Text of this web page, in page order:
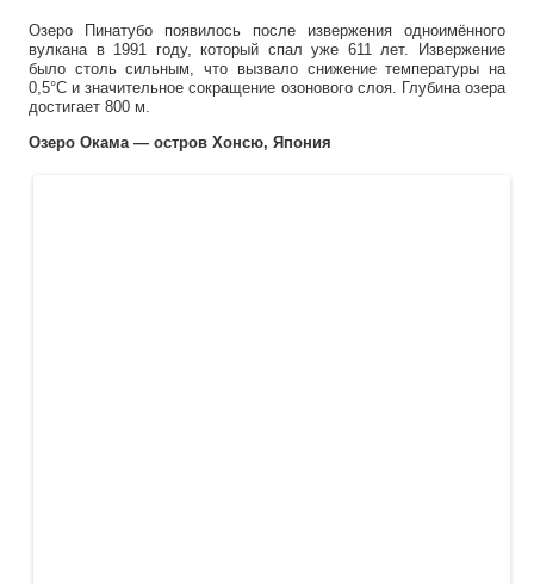
Озеро Пинатубо появилось после извержения одноимённого
вулкана в 1991 году, который спал уже 611 лет. Извержение
было столь сильным, что вызвало снижение температуры на
0,5°C и значительное сокращение озонового слоя. Глубина озера
достигает 800 м.
Озеро Окама — остров Хонсю, Япония